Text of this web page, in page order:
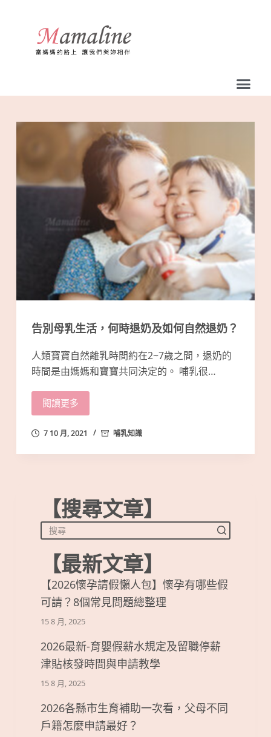
容
告別母乳生活，何時退奶及如何自然退奶？
人類寶寶自然離乳時間約在2~7歲之間，退奶的
時間是由媽媽和寶寶共同決定的。 哺乳很…
閱讀更多
7 10 月, 2021 哺乳知識
【搜尋文章】
【最新文章】
【2026懷孕請假懶人包】懷孕有哪些假
可請？8個常見問題總整理
15 8 月, 2025
2026最新-育嬰假薪水規定及留職停薪
津貼核發時間與申請教學
15 8 月, 2025
2026各縣市生育補助一次看，父母不同
戶籍怎麼申請最好？